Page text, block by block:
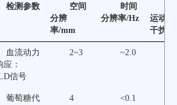
检测参数
空间
分辨
率/mm
时间
分辨率/Hz
运动
干扰
血流动力
应：
信号
2~3 ~2.0
葡萄糖代
4 <0.1